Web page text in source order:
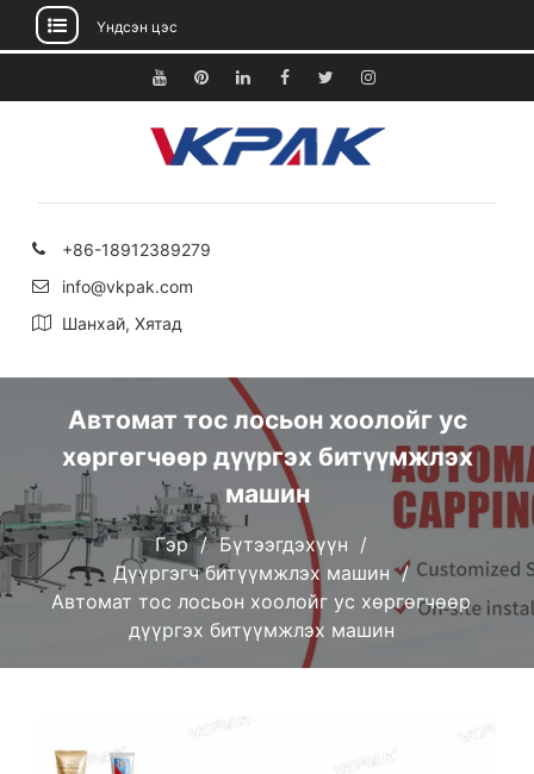
руу
Үндсэн цэс
YoutubePinterestLinkedinFacebook
TwitterInstagram
+86-18912389279
info@vkpak.com
Шанхай, Хятад
Автомат тос лосьон хоолойг ус
хөргөгчөөр дүүргэх битүүмжлэх
машин
Гэр
Бүтээгдэхүүн
Дүүргэгч битүүмжлэх машин
Автомат тос лосьон хоолойг ус хөргөгчөөр
дүүргэх битүүмжлэх машин